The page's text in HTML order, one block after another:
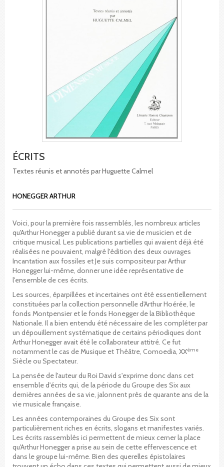
ÉCRITS
Textes réunis et annotés par Huguette Calmel
HONEGGER ARTHUR
Voici, pour la première fois rassemblés, les nombreux articles
qu'Arthur Honegger a publié durant sa vie de musicien et de
critique musical. Les publications partielles qui avaient déjà été
réalisées ne pouvaient, malgré l'édition des deux ouvrages
Incantation aux fossiles et Je suis compositeur par Arthur
Honegger lui-même, donner une idée représentative de
l'ensemble de ces écrits.
Les sources, éparpillées et incertaines ont été essentiellement
constituées par la collection personnelle d'Arthur Hoérée, le
fonds Montpensier et le fonds Honegger de la Bibliothèque
Nationale. Il a bien entendu été nécessaire de les compléter par
un dépouillement systématique de certains périodiques dont
Arthur Honegger avait été le collaborateur attitré. Ce fut
notamment le cas de Musique et Théâtre, Comoedia, XXème
Siècle ou Spectateur.
La pensée de l'auteur du Roi David s'exprime donc dans cet
ensemble d'écrits qui, de la période du Groupe des Six aux
dernières années de sa vie, jalonnent près de quarante ans de la
vie musicale française.
Les années contemporaines du Groupe des Six sont
particulièrement riches en écrits, slogans et manifestes variés.
Les écrits rassemblés ici permettent de mieux cerner la place
qu'Arthur Honegger a prise au sein de cette effervescence et
dans le groupe lui-même. Bien des querelles épistolaires